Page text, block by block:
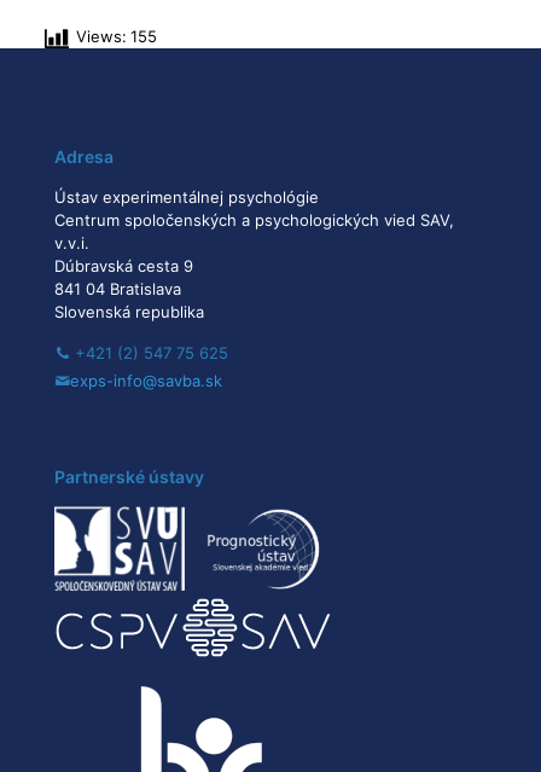
Views: 155
Adresa
Ústav experimentálnej psychológie
Centrum spoločenských a psychologických vied SAV,
v.v.i.
Dúbravská cesta 9
841 04 Bratislava
Slovenská republika
+421 (2) 547 75 625
exps-info@savba.sk
Partnerské ústavy